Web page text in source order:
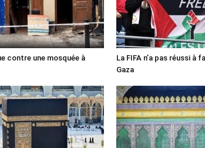
contre une mosquée à
La FIFA n’a pas réussi à
Gaza